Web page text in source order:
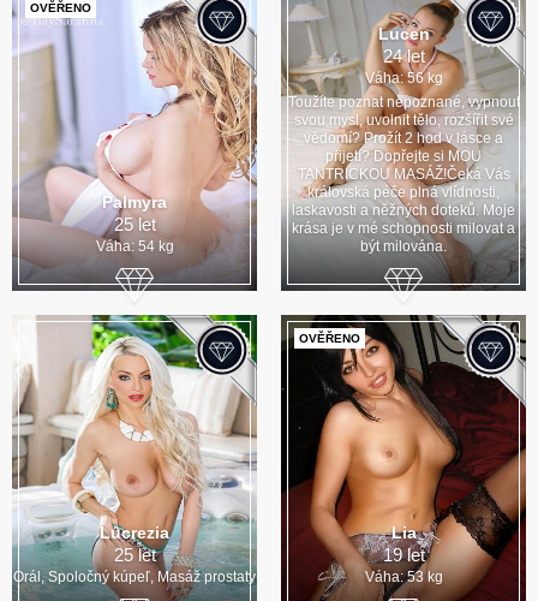
OVĚŘENO
Palmyra
25 let
Váha: 54 kg
Lucen
24 let
Váha: 56 kg
Toužíte poznat nepoznané, vypnout
svou mysl, uvolnit tělo, rozšířit své
vědomí? Prožít 2 hod v lásce a
přijetí? Dopřejte si MOU
TANTRICKOU MASÁŽ!Čeká Vás
královská péče plná vlídnosti,
laskavosti a něžných doteků. Moje
krása je v mé schopnosti milovat a
být milována.
Lucrezia
25 let
Orál, Spoločný kúpeľ, Masáž prostaty
OVĚŘENO
Lia
19 let
Váha: 53 kg